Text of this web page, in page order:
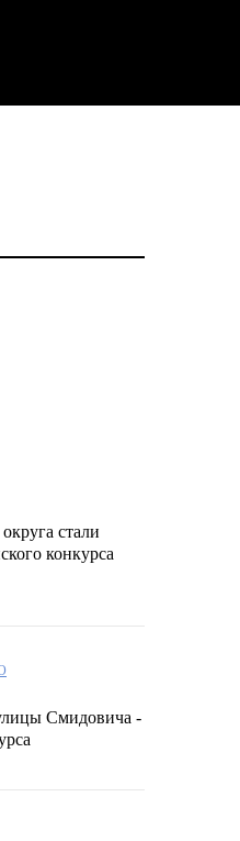
стали
конкурса
Смидовича -